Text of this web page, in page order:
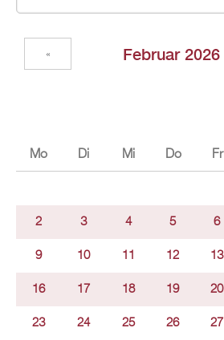
Februar 2026
«
Mo Di Mi Do Fr
2 3 4 5 6
9 10 11 12 13
16 17 18 19 20
23 24 25 26 27